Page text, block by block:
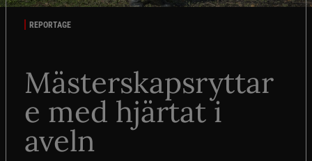
REPORTAGE
Mästerskapsryttar
e med hjärtat i
aveln